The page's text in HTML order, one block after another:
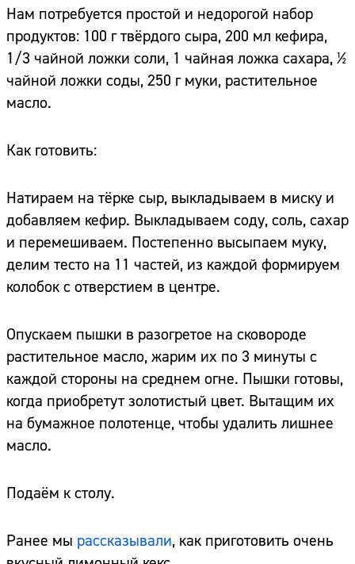
Нам потребуется простой и недорогой набор
продуктов: 100 г твёрдого сыра, 200 мл кефира,
1/3 чайной ложки соли, 1 чайная ложка сахара, ½
чайной ложки соды, 250 г муки, растительное
масло.
Как готовить:
Натираем на тёрке сыр, выкладываем в миску и
добавляем кефир. Выкладываем соду, соль, сахар
и перемешиваем. Постепенно высыпаем муку,
делим тесто на 11 частей, из каждой формируем
колобок с отверстием в центре.
Опускаем пышки в разогретое на сковороде
растительное масло, жарим их по 3 минуты с
каждой стороны на среднем огне. Пышки готовы,
когда приобретут золотистый цвет. Вытащим их
на бумажное полотенце, чтобы удалить лишнее
масло.
Подаём к столу.
Ранее мы рассказывали, как приготовить очень